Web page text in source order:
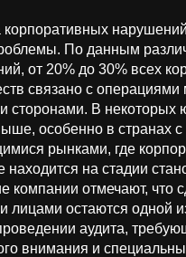
корпоративных
По данным
от 20% до 30% всех
связано с операциями
сторонами. В некоторых
особенно в странах с
рынками, где
находится на стадии
компании отмечают, что
лицами остаются одной
аудита,
внимания и